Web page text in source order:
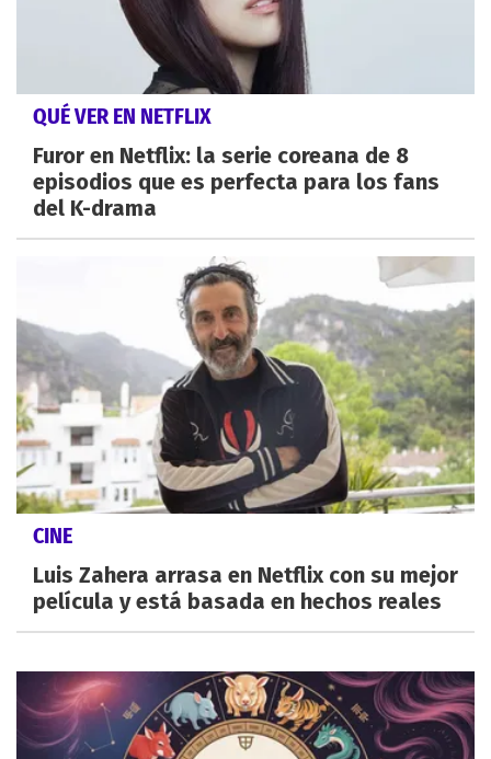
QUÉ VER EN NETFLIX
Furor en Netflix: la serie coreana de 8
episodios que es perfecta para los fans
del K-drama
CINE
Luis Zahera arrasa en Netflix con su mejor
película y está basada en hechos reales